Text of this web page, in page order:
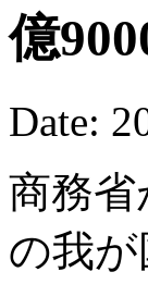
億
Date:
商務
の我